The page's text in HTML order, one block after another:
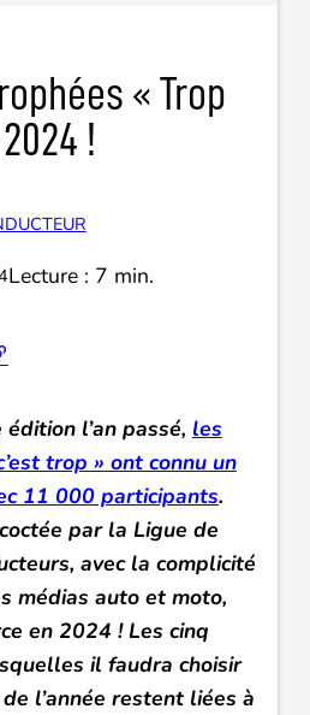
« Trop
!
Lecture : 7 min.
l’an passé, les
trop » ont connu un
11 000 participants.
par la Ligue de
avec la complicité
médias auto et moto,
en 2024 ! Les cinq
il faudra choisir
l’année restent liées à